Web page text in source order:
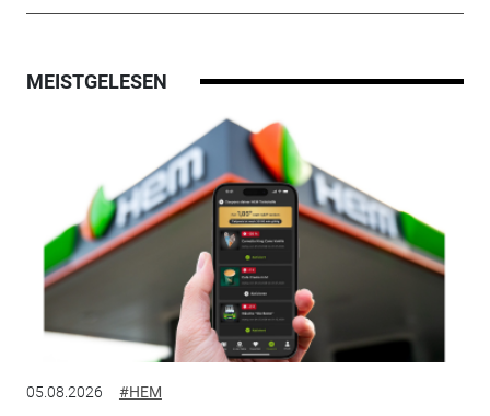
MEISTGELESEN
05.08.2026 #HEM